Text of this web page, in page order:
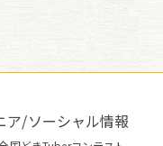
ア/ソーシャル情報